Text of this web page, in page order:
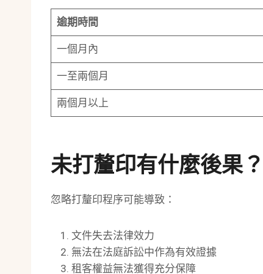
逾期時間
一個月內
一至兩個月
兩個月以上
未打釐印有什麼後果？
忽略打釐印程序可能導致：
文件失去法律效力
無法在法庭訴訟中作為有效證據
租客權益無法獲得充分保障